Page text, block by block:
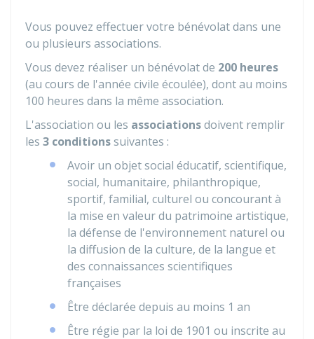
Vous pouvez effectuer votre bénévolat dans une
ou plusieurs associations.
Vous devez réaliser un bénévolat de 200 heures
(au cours de l'année civile écoulée), dont au moins
100 heures dans la même association.
L'association ou les associationsdoivent remplir
les 3 conditionssuivantes :
Avoir un objet social éducatif, scientifique,
social, humanitaire, philanthropique,
sportif, familial, culturel ou concourant à
la mise en valeur du patrimoine artistique,
la défense de l'environnement naturel ou
la diffusion de la culture, de la langue et
des connaissances scientifiques
françaises
Être déclarée depuis au moins 1 an
Être régie par la loi de 1901 ou inscrite au